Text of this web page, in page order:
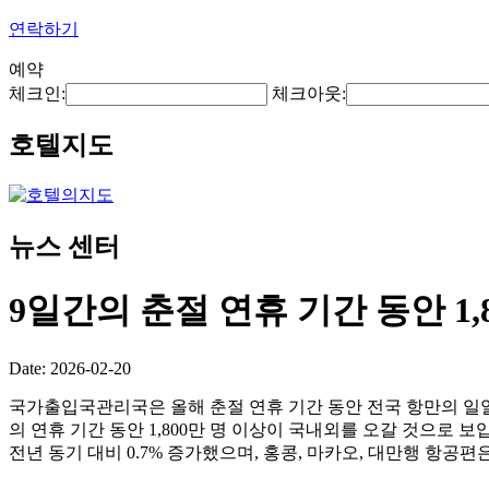
연락하기
예약
체크인:
체크아웃:
호텔지도
뉴스 센터
9일간의 춘절 연휴 기간 동안
Date: 2026-02-20
국가출입국관리국은 올해 춘절 연휴 기간 동안 전국 항만의
의 연휴 기간 동안 1,800만 명 이상이 국내외를 오갈 것으로
전년 동기 대비 0.7% 증가했으며, 홍콩, 마카오, 대만행 항공편